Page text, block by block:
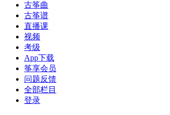
古筝曲
古筝谱
直播课
视频
考级
App下载
筝享会员
问题反馈
全部栏目
登录